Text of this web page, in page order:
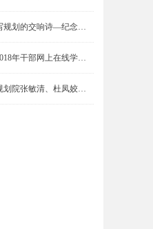
谱写规划的交响诗—纪念陈友华同志
院2018年干部网上在线学习操作培训举办
市规划院张敏清、杜凤姣入选2023年东方英才计划青年项目